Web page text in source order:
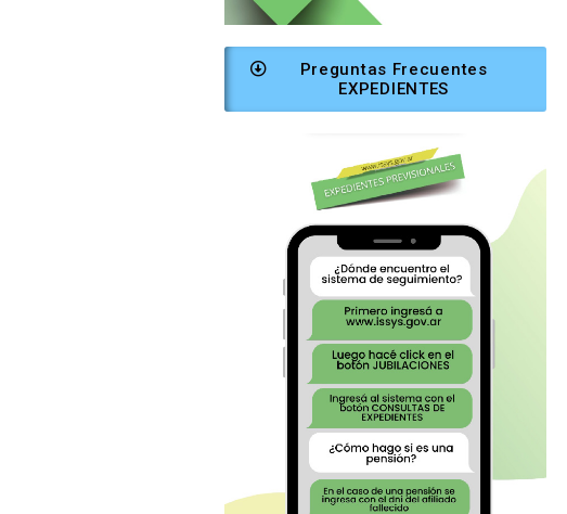
Preguntas Frecuentes
EXPEDIENTES